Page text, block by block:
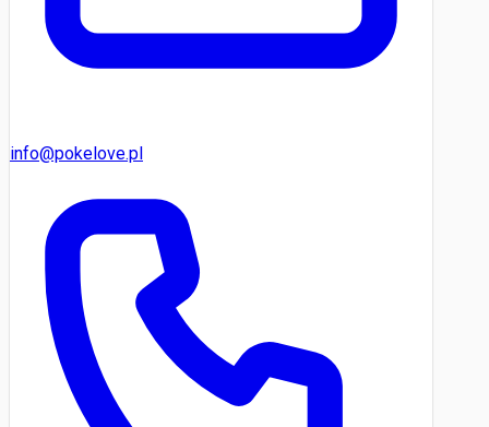
info@pokelove.pl